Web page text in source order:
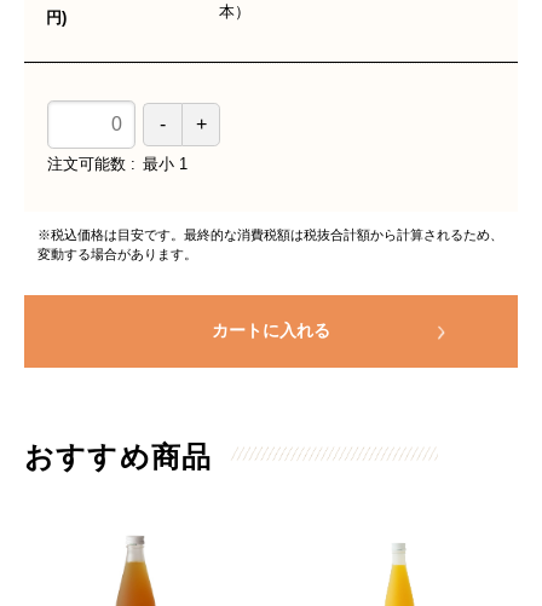
円)
本）
注文可能数 最小 1
※税込価格は目安です。最終的な消費税額は税抜合計額から計算されるため、
変動する場合があります。
カートに入れる
おすすめ商品